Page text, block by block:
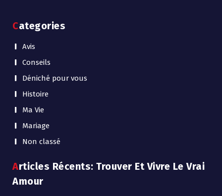
Categories
Avis
Conseils
Déniché pour vous
Histoire
Ma Vie
Mariage
Non classé
Articles Récents: Trouver Et Vivre Le Vrai
Amour